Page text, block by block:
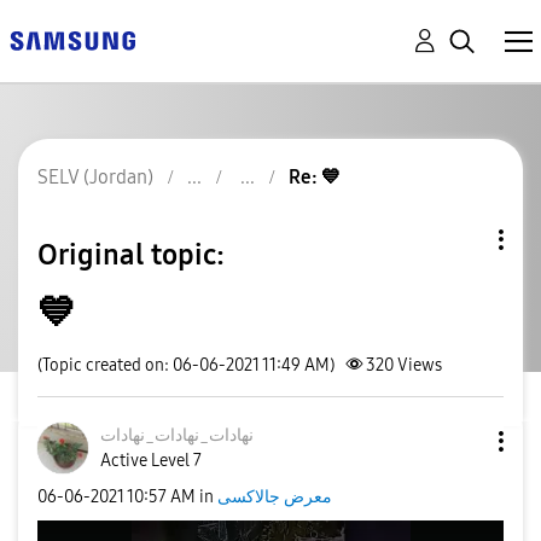
SELV (Jordan) Re: 💙
Original topic:
💙
(Topic created on: 06-06-2021 11:49 AM) 320Views
نهادات_نهادات_نهادات
Active Level 7
‎06-06-2021 10:57 AM in معرض جالاكسى